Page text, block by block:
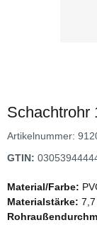
Schachtrohr
Artikelnummer:
GTIN:
Material/Farbe:
Materialstärke: